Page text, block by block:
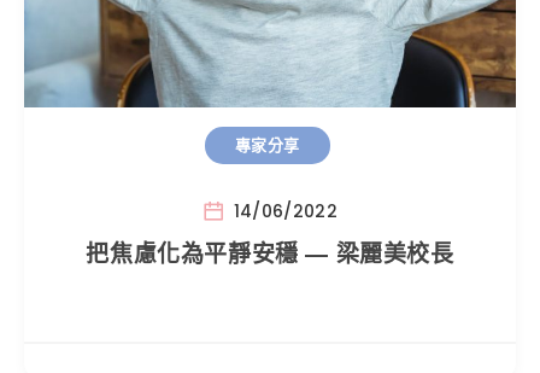
專家分享
14/06/2022
把焦慮化為平靜安穩 — 梁麗美校長